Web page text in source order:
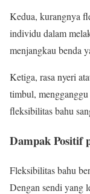
Kedua, kurangnya
individu dalam
menjangkau benda
Ketiga, rasa nyeri
timbul,
fleksibilitas bahu
Dampak Positif
Fleksibilitas bahu
Dengan sendi yang